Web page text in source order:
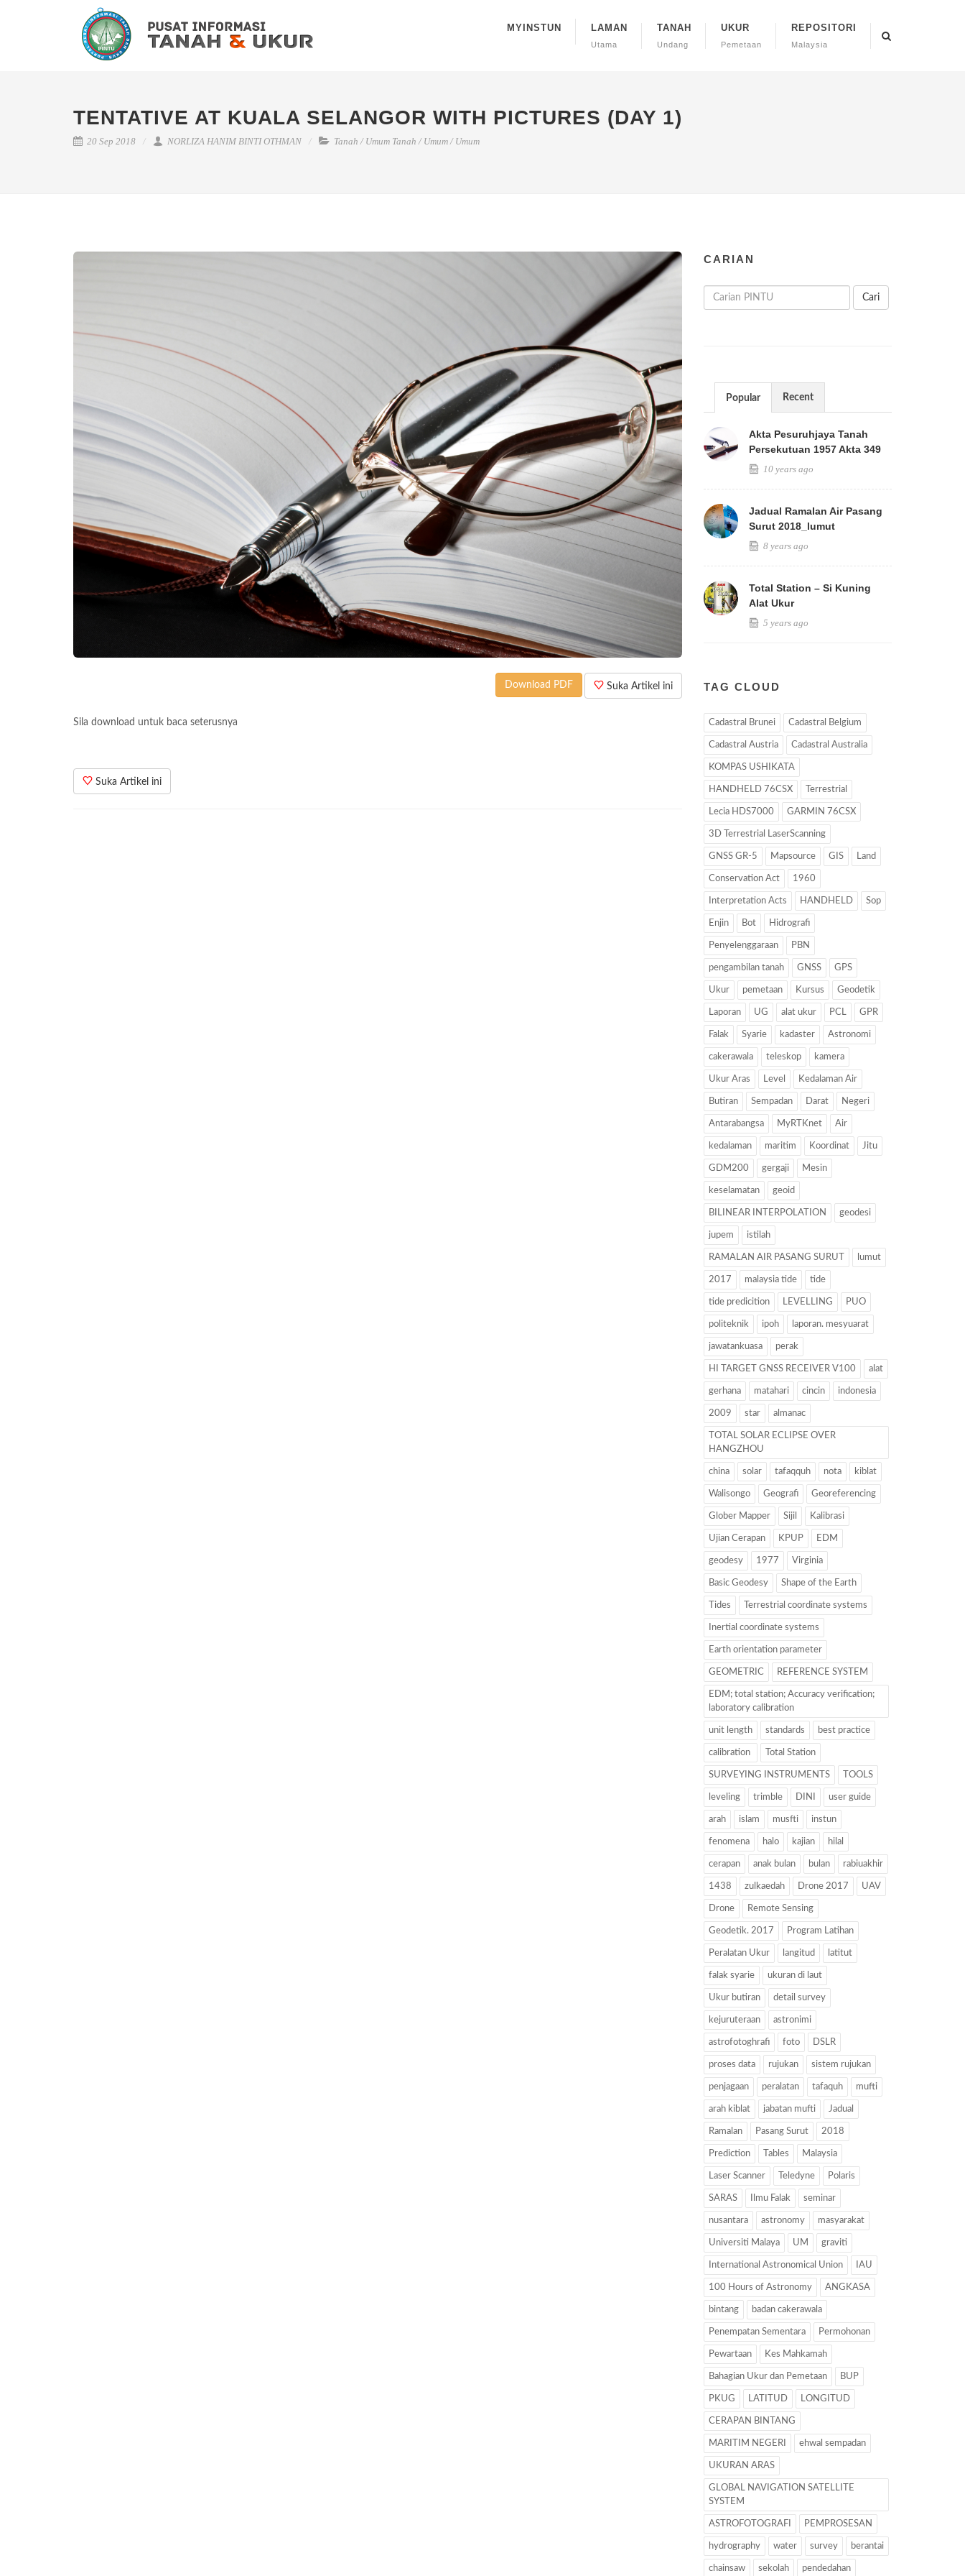
MYINSTUN LAMAN
Utama
TANAH
Undang
UKUR
Pemetaan
REPOSITORI
Malaysia
TENTATIVE AT KUALA SELANGOR WITH PICTURES (DAY 1)
20 Sep 2018 NORLIZA HANIM BINTI OTHMAN Tanah / Umum Tanah / Umum/ Umum
Suka Artikel ini
Download PDF
Sila download untuk baca seterusnya
Suka Artikel ini
CARIAN
Cari
Popular Recent
Akta Pesuruhjaya Tanah
Persekutuan 1957 Akta 349
10 years ago
Jadual Ramalan Air Pasang
Surut 2018_lumut
8 years ago
Total Station – Si Kuning
Alat Ukur
5 years ago
TAG CLOUD
Cadastral Brunei Cadastral Belgium
Cadastral Austria Cadastral Australia
KOMPAS USHIKATA
HANDHELD 76CSX Terrestrial
Lecia HDS7000 GARMIN 76CSX
3D Terrestrial LaserScanning
GNSS GR-5 Mapsource GIS Land
Conservation Act 1960
Interpretation Acts HANDHELD Sop
Enjin Bot Hidrografi
Penyelenggaraan PBN
pengambilan tanah GNSS GPS
Ukur pemetaan Kursus Geodetik
Laporan UG alat ukur PCL GPR
Falak Syarie kadaster Astronomi
cakerawala teleskop kamera
Ukur Aras Level Kedalaman Air
Butiran Sempadan Darat Negeri
Antarabangsa MyRTKnet Air
kedalaman maritim Koordinat Jitu
GDM200 gergaji Mesin
keselamatan geoid
BILINEAR INTERPOLATION geodesi
jupem istilah
RAMALAN AIR PASANG SURUT lumut
2017 malaysia tide tide
tide predicition LEVELLING PUO
politeknik ipoh laporan. mesyuarat
jawatankuasa perak
HI TARGET GNSS RECEIVER V100 alat
gerhana matahari cincin indonesia
2009 star almanac
TOTAL SOLAR ECLIPSE OVER
HANGZHOU
china solar tafaqquh nota kiblat
Walisongo Geografi Georeferencing
Glober Mapper Sijil Kalibrasi
Ujian Cerapan KPUP EDM
geodesy 1977 Virginia
Basic Geodesy Shape of the Earth
Tides Terrestrial coordinate systems
Inertial coordinate systems
Earth orientation parameter
GEOMETRIC REFERENCE SYSTEM
EDM; total station; Accuracy verification;
laboratory calibration
unit length standards best practice
calibration Total Station
SURVEYING INSTRUMENTS TOOLS
leveling trimble DINI user guide
arah islam musfti instun
fenomena halo kajian hilal
cerapan anak bulan bulan rabiuakhir
1438 zulkaedah Drone 2017 UAV
Drone Remote Sensing
Geodetik. 2017 Program Latihan
Peralatan Ukur langitud latitut
falak syarie ukuran di laut
Ukur butiran detail survey
kejuruteraan astronimi
astrofotoghrafi foto DSLR
proses data rujukan sistem rujukan
penjagaan peralatan tafaquh mufti
arah kiblat jabatan mufti Jadual
Ramalan Pasang Surut 2018
Prediction Tables Malaysia
Laser Scanner Teledyne Polaris
SARAS Ilmu Falak seminar
nusantara astronomy masyarakat
Universiti Malaya UM graviti
International Astronomical Union IAU
100 Hours of Astronomy ANGKASA
bintang badan cakerawala
Penempatan Sementara Permohonan
Pewartaan Kes Mahkamah
Bahagian Ukur dan Pemetaan BUP
PKUG LATITUD LONGITUD
CERAPAN BINTANG
MARITIM NEGERI ehwal sempadan
UKURAN ARAS
GLOBAL NAVIGATION SATELLITE
SYSTEM
ASTROFOTOGRAFI PEMPROSESAN
hydrography water survey berantai
chainsaw sekolah pendedahan